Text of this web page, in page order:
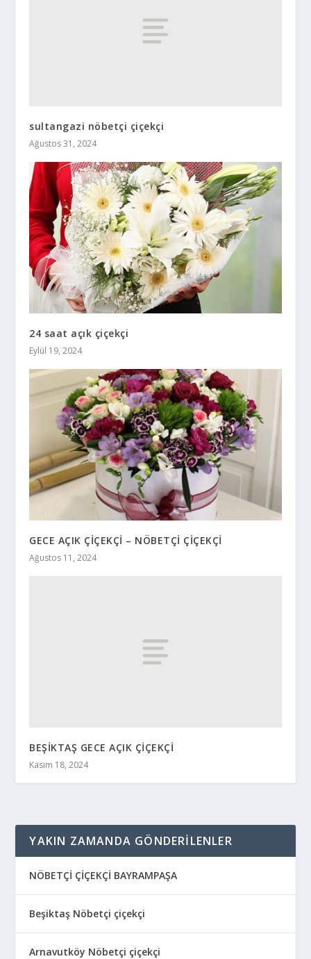
sultangazi nöbetçi çiçekçi
Ağustos 31, 2024
24 saat açık çiçekçi
Eylül 19, 2024
GECE AÇIK ÇİÇEKÇİ – NÖBETÇİ ÇİÇEKÇİ
Ağustos 11, 2024
BEŞİKTAŞ GECE AÇIK ÇİÇEKÇİ
Kasım 18, 2024
YAKIN ZAMANDA GÖNDERILENLER
NÖBETÇİ ÇİÇEKÇİ BAYRAMPAŞA
Beşiktaş Nöbetçi çiçekçi
Arnavutköy Nöbetçi çiçekçi